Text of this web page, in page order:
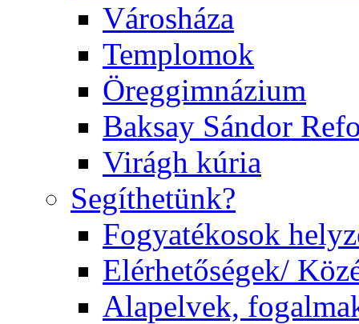
Városháza
Templomok
Öreggimnázium
Baksay Sándor
Virágh kúria
Segíthetünk?
Fogyatékosok
Elérhetőségek/
Alapelvek,